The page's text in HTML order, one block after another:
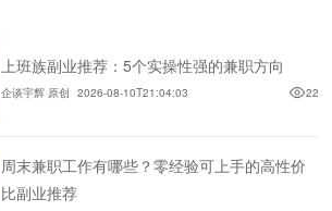
上班族副业推荐：5个实操性强的兼职方向
企谈宇辉 原创 2026-08-10T21:04:03 22
周末兼职工作有哪些？零经验可上手的高性价
比副业推荐